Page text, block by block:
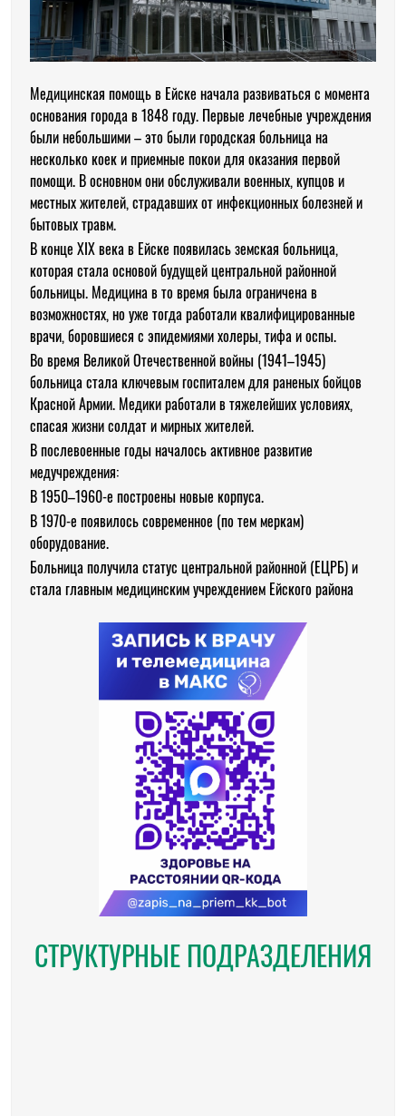
Медицинская помощь в Ейске начала развиваться с момента
основания города в 1848 году. Первые лечебные учреждения
были небольшими – это были городская больница на
несколько коек и приемные покои для оказания первой
помощи. В основном они обслуживали военных, купцов и
местных жителей, страдавших от инфекционных болезней и
бытовых травм.
В конце XIX века в Ейске появилась земская больница,
которая стала основой будущей центральной районной
больницы. Медицина в то время была ограничена в
возможностях, но уже тогда работали квалифицированные
врачи, боровшиеся с эпидемиями холеры, тифа и оспы.
Во время Великой Отечественной войны (1941–1945)
больница стала ключевым госпиталем для раненых бойцов
Красной Армии. Медики работали в тяжелейших условиях,
спасая жизни солдат и мирных жителей.
В послевоенные годы началось активное развитие
медучреждения:
В 1950–1960-е построены новые корпуса.
В 1970-е появилось современное (по тем меркам)
оборудование.
Больница получила статус центральной районной (ЕЦРБ) и
стала главным медицинским учреждением Ейского района
СТРУКТУРНЫЕ ПОДРАЗДЕЛЕНИЯ